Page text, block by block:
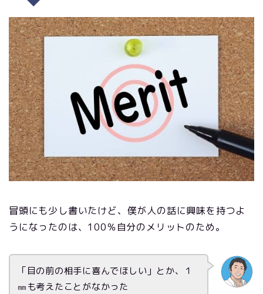
冒頭にも少し書いたけど、僕が人の話に興味を持つよ
うになったのは、100％自分のメリットのため。
「目の前の相手に喜んでほしい」とか、１
㎜も考えたことがなかった